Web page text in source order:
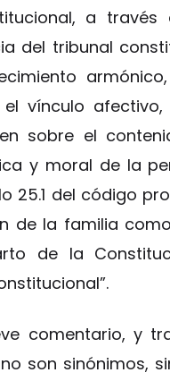
a través
del tribunal
vínculo
sobre el
y moral de la
25.1 del código
de la familia
de la
comentario, y
son sinónimos,